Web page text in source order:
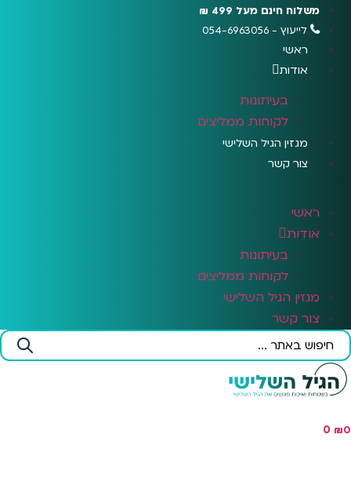
לתוכן
משלוח חינם מעל 499 ₪
לייעוץ - 054-6963056
ראשי
אודות
בעיתונות
לקוחות ממליצים
מגזין הגיל השלישי
צור קשר
ראשי
אודות
בעיתונות
לקוחות ממליצים
מגזין הגיל השלישי
צור קשר
Search
...
₪0
0